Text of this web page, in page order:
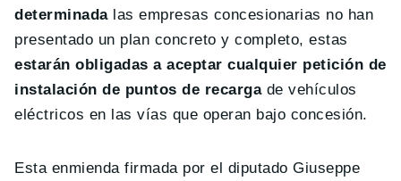
determinadalas empresas concesionarias no han
presentado un plan concreto y completo, estas
estarán obligadas a aceptar cualquier petición de
instalación de puntos de recargade vehículos
eléctricos en las vías que operan bajo concesión.
Esta enmienda firmada por el diputado Giuseppe